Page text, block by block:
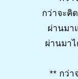
กว่าจะคิ
ผ่านมา
ผ่านมา
** กว่า